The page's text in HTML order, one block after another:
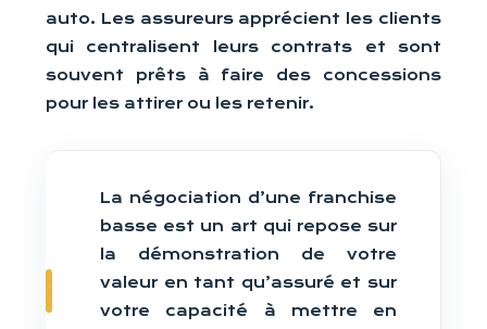
auto. Les assureurs apprécient les clients
qui centralisent leurs contrats et sont
souvent prêts à faire des concessions
pour les attirer ou les retenir.
La négociation d’une franchise
basse est un art qui repose sur
la démonstration de votre
valeur en tant qu’assuré et sur
votre capacité à mettre en